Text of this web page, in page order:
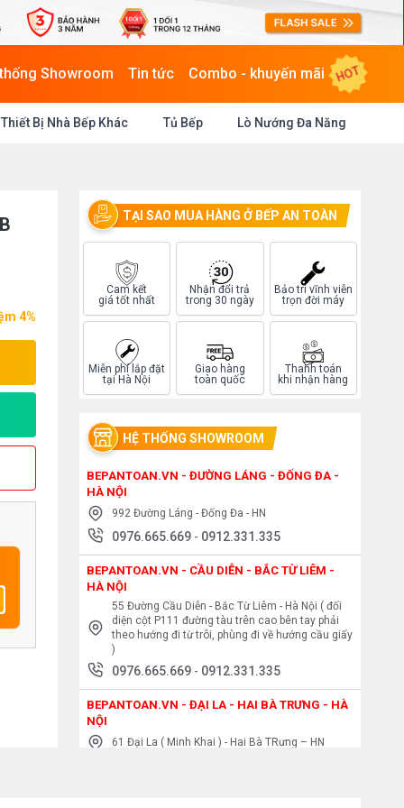
Showroom Tin tức Combo - khuyến mãi HOT
Thiết Bị Nhà Bếp Khác Tủ Bếp Lò Nướng Đa Năng
4%
TẠI SAO MUA HÀNG Ở BẾP AN TOÀN
Cam kết
giá tốt nhất
Nhận đổi trả
trong 30 ngày
Bảo trì vĩnh viễn
trọn đời máy
Miễn phí lắp đặt
tại Hà Nội
Giao hàng
toàn quốc
Thanh toán
khi nhận hàng
HỆ THỐNG SHOWROOM
BEPANTOAN.VN - ĐƯỜNG LÁNG - ĐỐNG ĐA -
HÀ NỘI
992 Đường Láng - Đống Đa - HN
0976.665.669 - 0912.331.335
BEPANTOAN.VN - CẦU DIỄN - BẮC TỪ LIÊM -
HÀ NỘI
55 Đường Cầu Diễn - Bắc Từ Liêm - Hà Nội ( đối
diện cột P111 đường tàu trên cao bên tay phải
theo hướng đi từ trôi, phùng đi về hướng cầu giấy
)
0976.665.669 - 0912.331.335
BEPANTOAN.VN - ĐẠI LA - HAI BÀ TRƯNG - HÀ
NỘI
61 Đại La ( Minh Khai ) - Hai Bà TRưng – HN